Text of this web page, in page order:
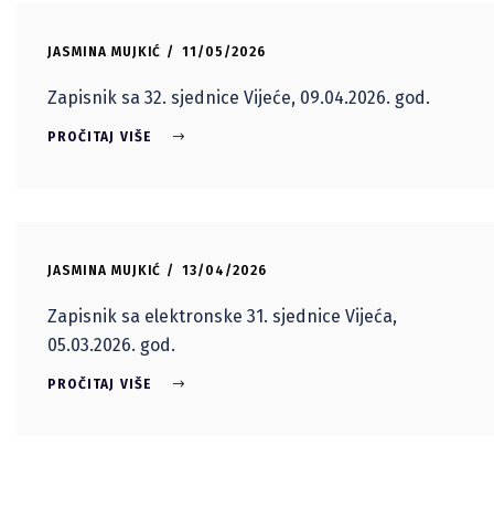
JASMINA MUJKIĆ 11/05/2026
Zapisnik sa 32. sjednice Vijeće, 09.04.2026. god.
PROČITAJ VIŠE
JASMINA MUJKIĆ 13/04/2026
Zapisnik sa elektronske 31. sjednice Vijeća,
05.03.2026. god.
PROČITAJ VIŠE